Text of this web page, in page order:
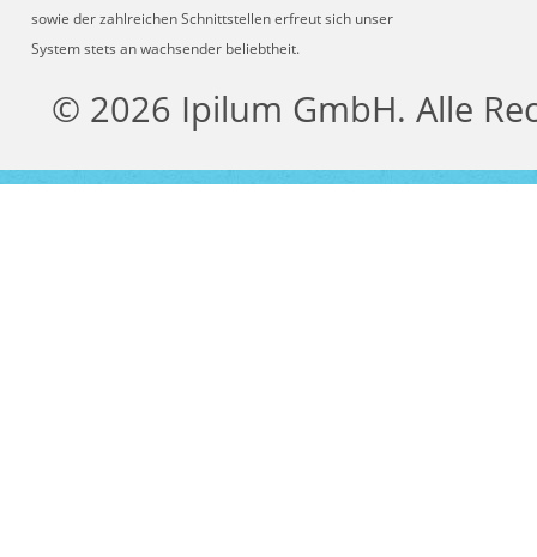
sowie der zahlreichen Schnittstellen erfreut sich unser
System stets an wachsender beliebtheit.
© 2026 Ipilum GmbH. Alle